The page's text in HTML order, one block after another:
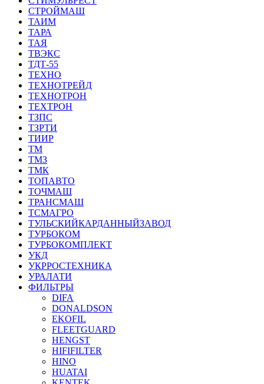
СТРОЙМАШ
ТАИМ
ТАРА
ТАЯ
ТВЭКС
ТДТ-55
ТЕХНО
ТЕХНОТРЕЙД
ТЕХНОТРОН
ТЕХТРОН
ТЗПС
ТЗРТИ
ТИИР
ТМ
ТМЗ
ТМК
ТОПАВТО
ТОЧМАШ
ТРАНСМАШ
ТСМАГРО
ТУЛЬСКИЙКАРДАННЫЙЗАВОД
ТУРБОКОМ
ТУРБОКОМПЛЕКТ
УКД
УКРРОСТЕХНИКА
УРАЛАТИ
ФИЛЬТРЫ
DIFA
DONALDSON
EKOFIL
FLEETGUARD
HENGST
HIFIFILTER
HINO
HUATAI